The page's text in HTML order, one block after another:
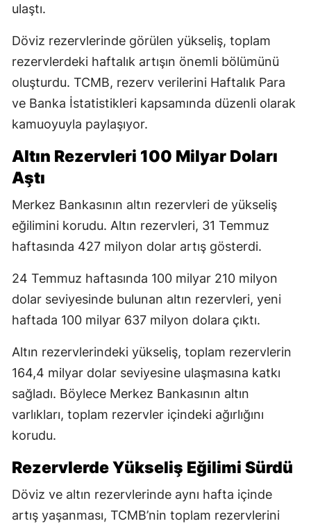
ulaştı.
Döviz rezervlerinde görülen yükseliş, toplam
rezervlerdeki haftalık artışın önemli bölümünü
oluşturdu. TCMB, rezerv verilerini Haftalık Para
ve Banka İstatistikleri kapsamında düzenli olarak
kamuoyuyla paylaşıyor.
Altın Rezervleri 100 Milyar Doları
Aştı
Merkez Bankasının altın rezervleri de yükseliş
eğilimini korudu. Altın rezervleri, 31 Temmuz
haftasında 427 milyon dolar artış gösterdi.
24 Temmuz haftasında 100 milyar 210 milyon
dolar seviyesinde bulunan altın rezervleri, yeni
haftada 100 milyar 637 milyon dolara çıktı.
Altın rezervlerindeki yükseliş, toplam rezervlerin
164,4 milyar dolar seviyesine ulaşmasına katkı
sağladı. Böylece Merkez Bankasının altın
varlıkları, toplam rezervler içindeki ağırlığını
korudu.
Rezervlerde Yükseliş Eğilimi Sürdü
Döviz ve altın rezervlerinde aynı hafta içinde
artış yaşanması, TCMB’nin toplam rezervlerini